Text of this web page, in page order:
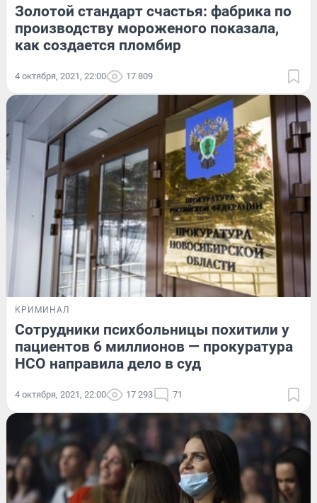
Золотой стандарт счастья: фабрика по
производству мороженого показала,
как создается пломбир
4 октября, 2021, 22:00 17 809
КРИМИНАЛ
Сотрудники психбольницы похитили у
пациентов 6 миллионов — прокуратура
НСО направила дело в суд
4 октября, 2021, 22:00 17 293 71